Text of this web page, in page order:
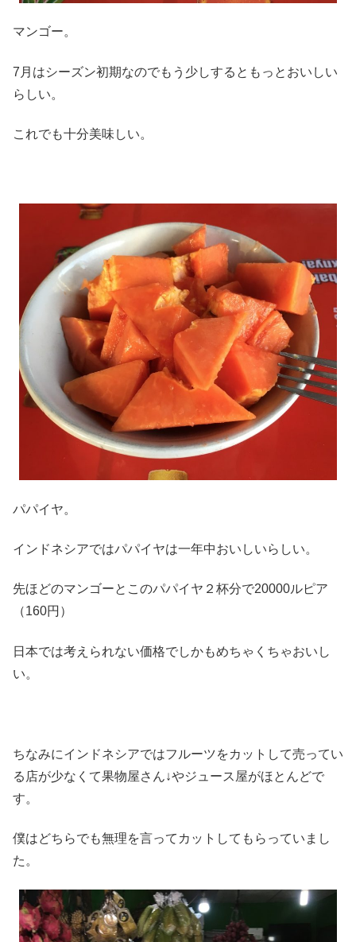
マンゴー。
7月はシーズン初期なのでもう少しするともっとおいしい
らしい。
これでも十分美味しい。
パパイヤ。
インドネシアではパパイヤは一年中おいしいらしい。
先ほどのマンゴーとこのパパイヤ２杯分で20000ルピア
（160円）
日本では考えられない価格でしかもめちゃくちゃおいし
い。
ちなみにインドネシアではフルーツをカットして売ってい
る店が少なくて果物屋さん↓やジュース屋がほとんどで
す。
僕はどちらでも無理を言ってカットしてもらっていまし
た。